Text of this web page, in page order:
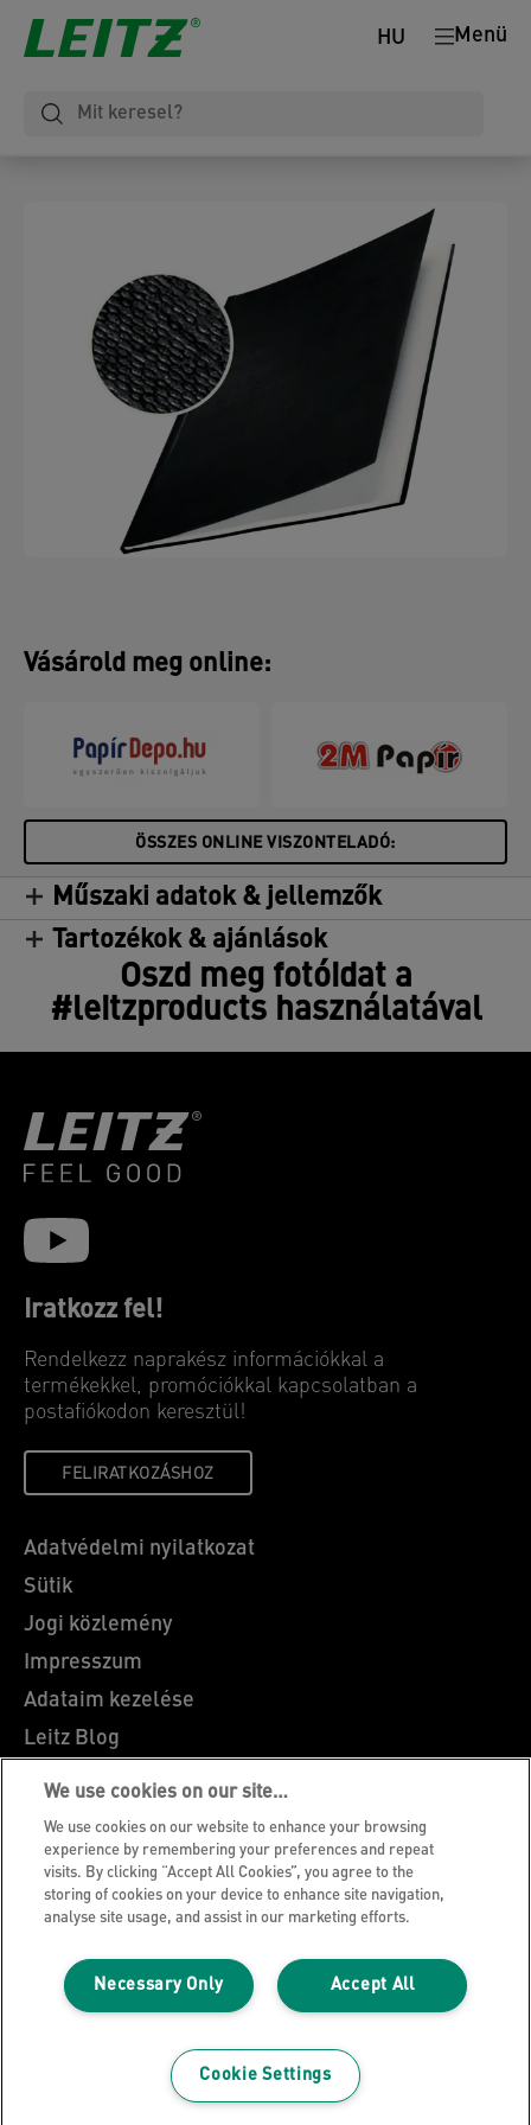
Menü
HU
Vásárold meg online:
ÖSSZES ONLINE VISZONTELADÓ:
Műszaki adatok & jellemzők
Tartozékok & ajánlások
Oszd meg fotóidat a
#leitzproducts használatával
Iratkozz fel!
Rendelkezz naprakész információkkal a
termékekkel, promóciókkal kapcsolatban a
postafiókodon keresztül!
FELIRATKOZÁSHOZ
Adatvédelmi nyilatkozat
Sütik
Jogi közlemény
Impresszum
Adataim kezelése
Leitz Blog
Álláslehetőségek
Leitz EasyPrint
Ügyfélszolgálat
Csomagolás újrahasznosítási útmutató
Jótállási feltételek
Megfelelőségi nyilatkozatok
Oldaltérkép
©2026 ACCO Brands
We use cookies on our site…
We use cookies on our website to enhance your browsing
experience by remembering your preferences and repeat
visits. By clicking “Accept All Cookies”, you agree to the
storing of cookies on your device to enhance site navigation,
analyse site usage, and assist in our marketing efforts.
Accept All
Necessary Only
Cookie Settings